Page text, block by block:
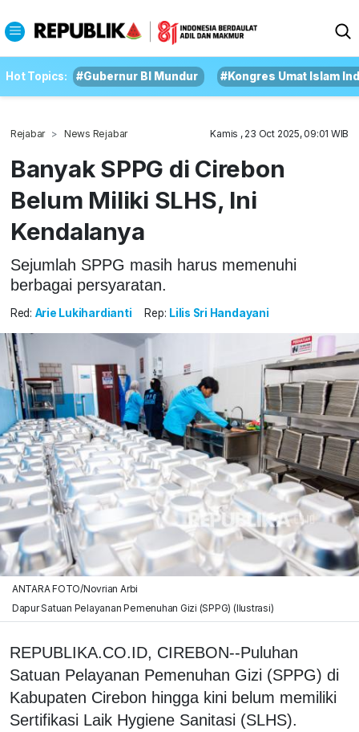
Hot Topics: #Gubernur BI Mundur #Kongres Umat Islam
Rejabar News Rejabar Kamis , 23 Oct 2025, 09:01 WIB
Banyak SPPG di Cirebon
Belum Miliki SLHS, Ini
Kendalanya
Sejumlah SPPG masih harus memenuhi
berbagai persyaratan.
Red: Arie Lukihardianti Rep: Lilis Sri Handayani
ANTARA FOTO/Novrian Arbi
Dapur Satuan Pelayanan Pemenuhan Gizi (SPPG) (Ilustrasi)
REPUBLIKA.CO.ID, CIREBON--Puluhan
Satuan Pelayanan Pemenuhan Gizi (SPPG) di
Kabupaten Cirebon hingga kini belum memiliki
Sertifikasi Laik Hygiene Sanitasi (SLHS).